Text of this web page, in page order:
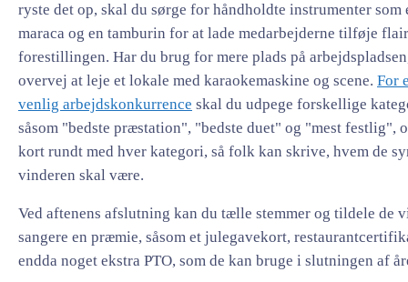
ryste det op, skal du sørge for håndholdte instrumenter som
maraca og en tamburin for at lade medarbejderne tilføje
forestillingen. Har du brug for mere plads på
overvej at leje et lokale med karaokemaskine og scene. For
venlig arbejdskonkurrence skal du udpege forskellige
såsom "bedste præstation", "bedste duet" og "mest festlig",
kort rundt med hver kategori, så folk kan skrive, hvem de
vinderen skal være.
Ved aftenens afslutning kan du tælle stemmer og tildele de
sangere en præmie, såsom et julegavekort,
endda noget ekstra PTO, som de kan bruge i slutningen af